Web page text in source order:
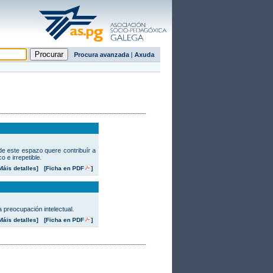
Procura avanzada | Axuda
este espazo quere contribuír a
e irrepetible.
detalles] [Ficha en PDF ]
intelectual.
detalles] [Ficha en PDF ]